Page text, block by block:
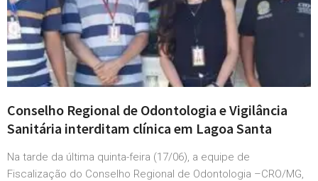
Conselho Regional de Odontologia e Vigilância
Sanitária interditam clínica em Lagoa Santa
Na tarde da última quinta-feira (17/06), a equipe de
Fiscalização do Conselho Regional de Odontologia –CRO/MG,